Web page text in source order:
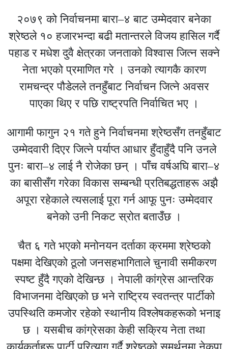
२०७९ को निर्वाचनमा बारा–४ बाट उम्मेदवार बनेका
श्रेष्ठले १० हजारभन्दा बढी मतान्तरले विजय हासिल गर्दै
पहाड र मधेश दुवै क्षेत्रका जनताको विश्वास जित्न सक्ने
नेता भएको प्रमाणित गरे । उनको त्यागकै कारण
रामचन्द्र पौडेलले तनहुँबाट निर्वाचन जित्ने अवसर
पाएका थिए र पछि राष्ट्रपति निर्वाचित भए ।
आगामी फागुन २१ गते हुने निर्वाचनमा श्रेष्ठसँग तनहुँबाट
उम्मेदवारी दिएर जित्ने पर्याप्त आधार हुँदाहुँदै पनि उनले
पुनः बारा–४ लाई नै रोजेका छन् । पाँच वर्षअघि बारा–४
का बासीसँग गरेका विकास सम्बन्धी प्रतिबद्धताहरू अझै
अपूरा रहेकाले त्यसलाई पूरा गर्न आफू पुनः उम्मेदवार
बनेको उनी निकट स्रोत बताउँछ ।
चैत ६ गते भएको मनोनयन दर्ताका क्रममा श्रेष्ठको
पक्षमा देखिएको ठूलो जनसहभागिताले चुनावी समीकरण
स्पष्ट हुँदै गएको देखिन्छ । नेपाली कांग्रेस आन्तरिक
विभाजनमा देखिएको छ भने राष्ट्रिय स्वतन्त्र पार्टीको
उपस्थिति कमजोर रहेको स्थानीय विश्लेषकहरूको भनाइ
छ । यसबीच कांग्रेसका केही सक्रिय नेता तथा